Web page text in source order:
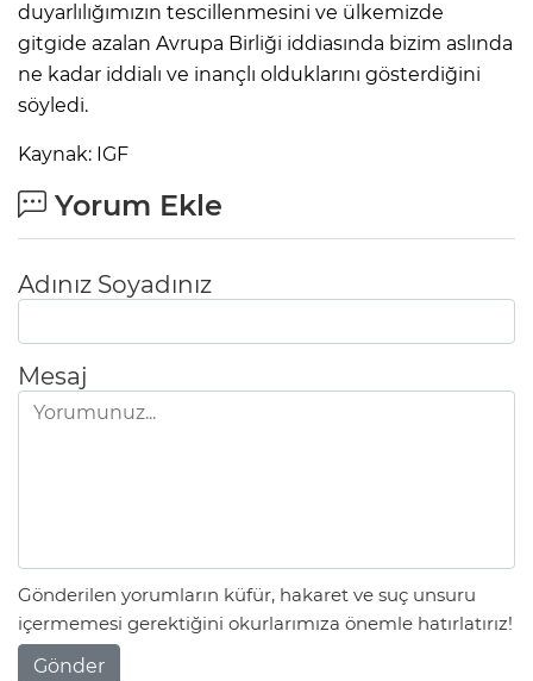
duyarlılığımızın tescillenmesini ve ülkemizde
gitgide azalan Avrupa Birliği iddiasında bizim aslında
ne kadar iddialı ve inançlı olduklarını gösterdiğini
söyledi.
Kaynak: IGF
Yorum Ekle
Adınız Soyadınız
Mesaj
Gönderilen yorumların küfür, hakaret ve suç unsuru
içermemesi gerektiğini okurlarımıza önemle hatırlatırız!
Gönder